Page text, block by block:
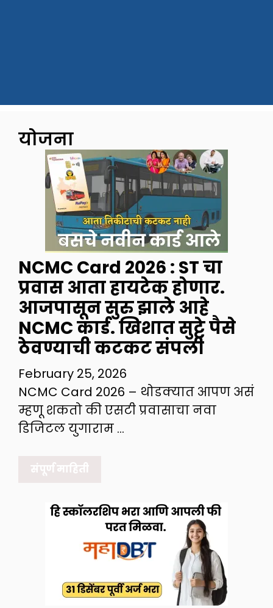
योजना
NCMC Card 2026 : ST चा
प्रवास आता हायटेक होणार.
आजपासून सुरु झाले आहे
NCMC कार्ड. खिशात सुट्टे पैसे
ठेवण्याची कटकट संपली
February 25, 2026
NCMC Card 2026 – थोडक्यात आपण असं
म्हणू शकतो की एसटी प्रवासाचा नवा
डिजिटल युगाराम …
संपूर्ण माहिती